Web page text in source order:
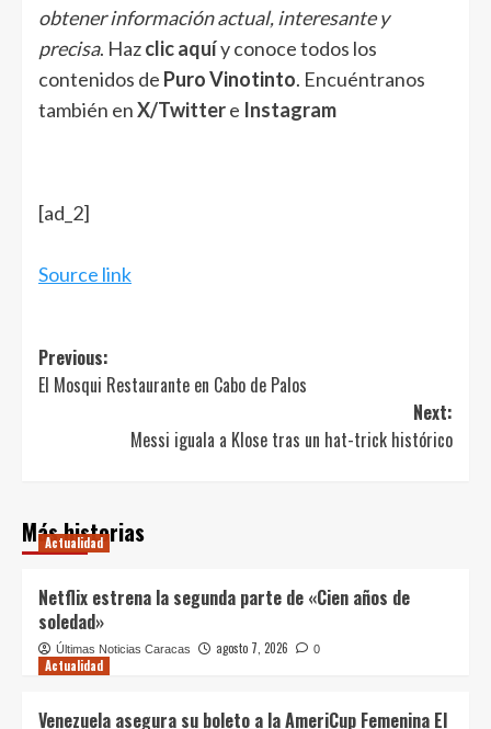
obtener información actual, interesante y
precisa. Hazclic aquíy conoce todos los
contenidos de Puro Vinotinto. Encuéntranos
también enX/Twittere Instagram
[ad_2]
Source link
Post
navigation
Previous:
El Mosqui Restaurante en Cabo de Palos
Next:
Messi iguala a Klose tras un hat-trick histórico
Más historias
Actualidad
Netflix estrena la segunda parte de «Cien años de
soledad»
Últimas Noticias Caracas agosto 7, 2026 0
Actualidad
Venezuela asegura su boleto a la AmeriCup Femenina El